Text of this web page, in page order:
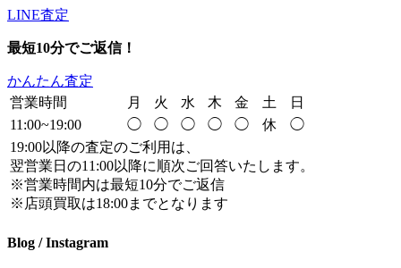
LINE査定
最短10分でご返信！
かんたん査定
営業時間
月 火 水 木 金 土
日
11:00~19:00
◯ ◯ ◯ ◯ ◯ 休
◯
19:00以降の査定のご利用は、
翌営業日の11:00以降に順次ご回答いたします。
※営業時間内は最短10分でご返信
※店頭買取は18:00までとなります
Blog / Instagram